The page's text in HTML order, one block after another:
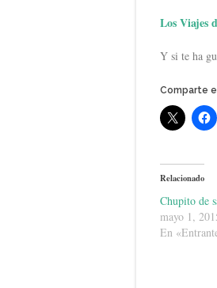
Los Viajes
Y si te ha
Comparte
Relacionado
Chupito de
mayo 1,
En